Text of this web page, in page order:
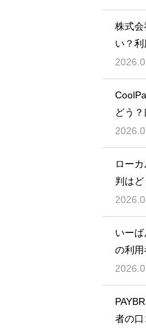
株式会
い？利
底解説
どう
ロー
判はど
検証！
いー
の利用
態検証
者の